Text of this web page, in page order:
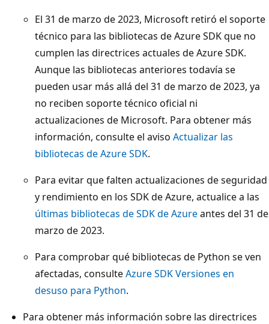
El 31 de marzo de 2023, Microsoft retiró el soporte
técnico para las bibliotecas de Azure SDK que no
cumplen las directrices actuales de Azure SDK.
Aunque las bibliotecas anteriores todavía se
pueden usar más allá del 31 de marzo de 2023, ya
no reciben soporte técnico oficial ni
actualizaciones de Microsoft. Para obtener más
información, consulte el aviso Actualizar las
bibliotecas de Azure SDK.
Para evitar que falten actualizaciones de seguridad
y rendimiento en los SDK de Azure, actualice a las
últimas bibliotecas de SDK de Azureantes del 31 de
marzo de 2023.
Para comprobar qué bibliotecas de Python se ven
afectadas, consulteAzure SDK Versiones en
desuso para Python.
Para obtener más información sobre las directrices